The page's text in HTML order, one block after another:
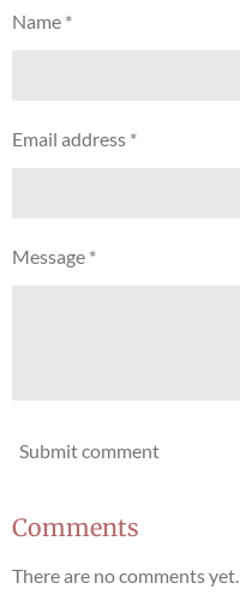
Name *
Email address *
Message *
Submit comment
Comments
There are no comments yet.